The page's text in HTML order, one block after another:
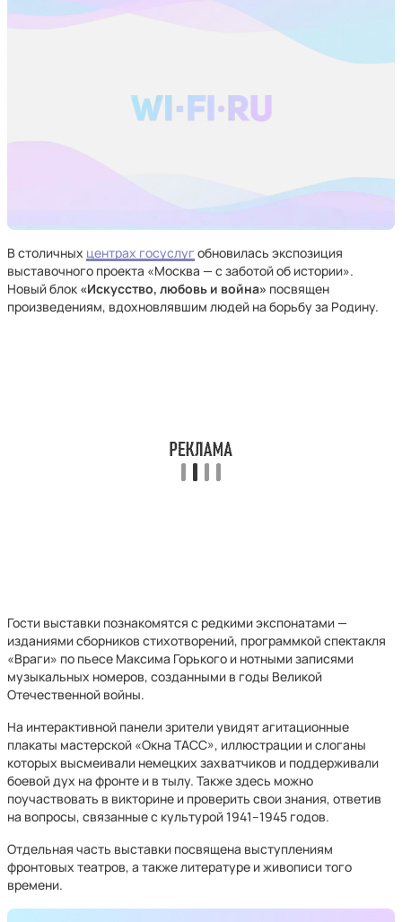
В столичных центрах госуслуг обновилась экспозиция
выставочного проекта «Москва — с заботой об истории».
Новый блок «Искусство, любовь и война» посвящен
произведениям, вдохновлявшим людей на борьбу за Родину.
Гости выставки познакомятся с редкими экспонатами —
изданиями сборников стихотворений, программкой спектакля
«Враги» по пьесе Максима Горького и нотными записями
музыкальных номеров, созданными в годы Великой
Отечественной войны.
На интерактивной панели зрители увидят агитационные
плакаты мастерской «Окна ТАСС», иллюстрации и слоганы
которых высмеивали немецких захватчиков и поддерживали
боевой дух на фронте и в тылу. Также здесь можно
поучаствовать в викторине и проверить свои знания, ответив
на вопросы, связанные с культурой 1941–1945 годов.
Отдельная часть выставки посвящена выступлениям
фронтовых театров, а также литературе и живописи того
времени.